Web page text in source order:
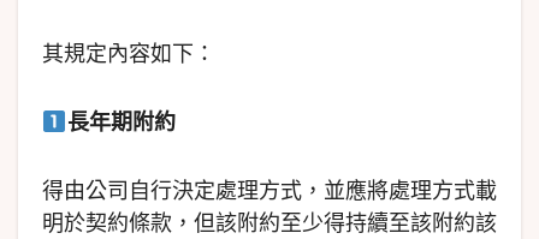
其規定內容如下：
長年期附約
得由公司自行決定處理方式，並應將處理方式載
明於契約條款，但該附約至少得持續至該附約該